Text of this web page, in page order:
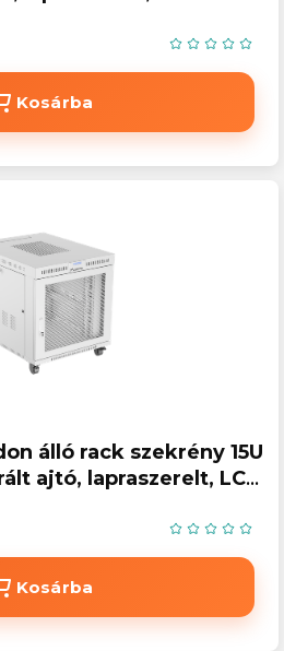
Kosárba
álló rack szekrény 15U
ajtó, lapraszerelt, LCD
Kosárba